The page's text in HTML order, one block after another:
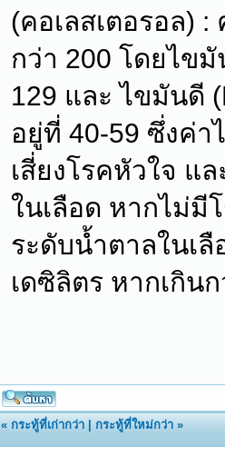
(คอเลสเตอรอล)
กว่า 200 โดยไขมั
129 และ ไขมันดี
อยู่ที่ 40-59 ซึ่งค่า
เสี่ยงโรคหัวใจ แ
ในเลือด หากไม่มี
ระดับน้ำตาลในเ
เดซิลิตร หากเกิน
«กระทู้ที่เก่ากว่า |กระทู้ที่ใหม่กว่า »